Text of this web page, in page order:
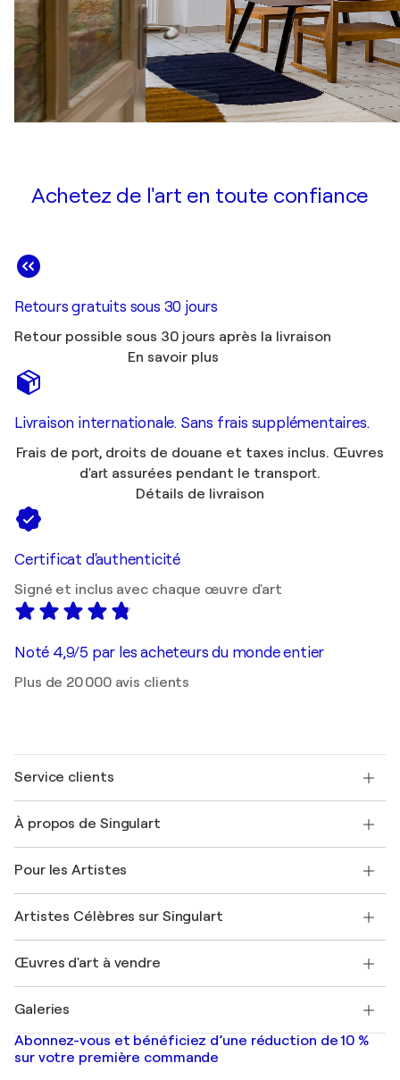
Achetez de l'art en toute confiance
Retours gratuits sous 30 jours
Retour possible sous 30 jours après la livraison
En savoir plus
Livraison internationale. Sans frais supplémentaires.
Frais de port, droits de douane et taxes inclus. Œuvres
d'art assurées pendant le transport.
Détails de livraison
Certificat d'authenticité
Signé et inclus avec chaque œuvre d'art
Noté 4,9/5 par les acheteurs du monde entier
Plus de 20 000 avis clients
Service clients
Expédition
Offrir une carte cadeau
Rejoignez notre programme commercial
Mon compte
+33 1 76 44 06 42
À propos de Singulart
FAQ
Magazine Singulart
Emplois
Découvrez une sélection d'art original
Pour les Artistes
Se connecter en tant qu'Artiste
Artistes Célèbres sur Singulart
Marc Chagall
Banksy
Mr. Brainwash
Shepard Fairey
Œuvres d'art à vendre
Tableaux abstraits à vendre
Peintures de paysage
Estampes
Galeries
Galeries d'art en France
Galeries d'art en Belgique
Abonnez-vous et bénéficiez d’une réduction de 10 %
sur votre première commande